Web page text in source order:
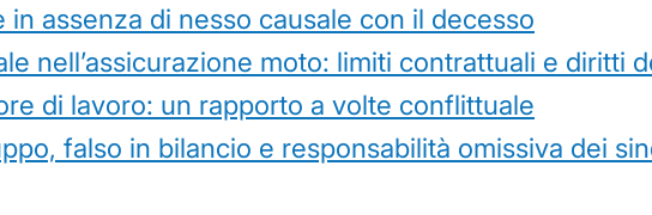
in assenza di nesso causale con il decesso
nell’assicurazione moto: limiti contrattuali e diritti
di lavoro: un rapporto a volte conflittuale
falso in bilancio e responsabilità omissiva dei